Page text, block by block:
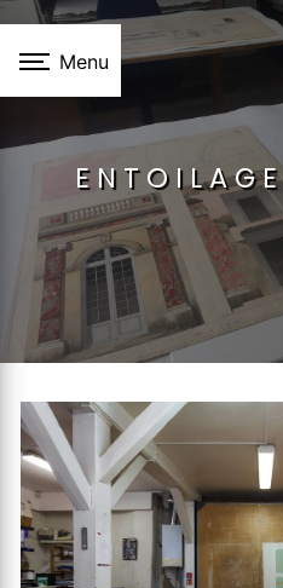
Menu
Panneau de gestion des cookies